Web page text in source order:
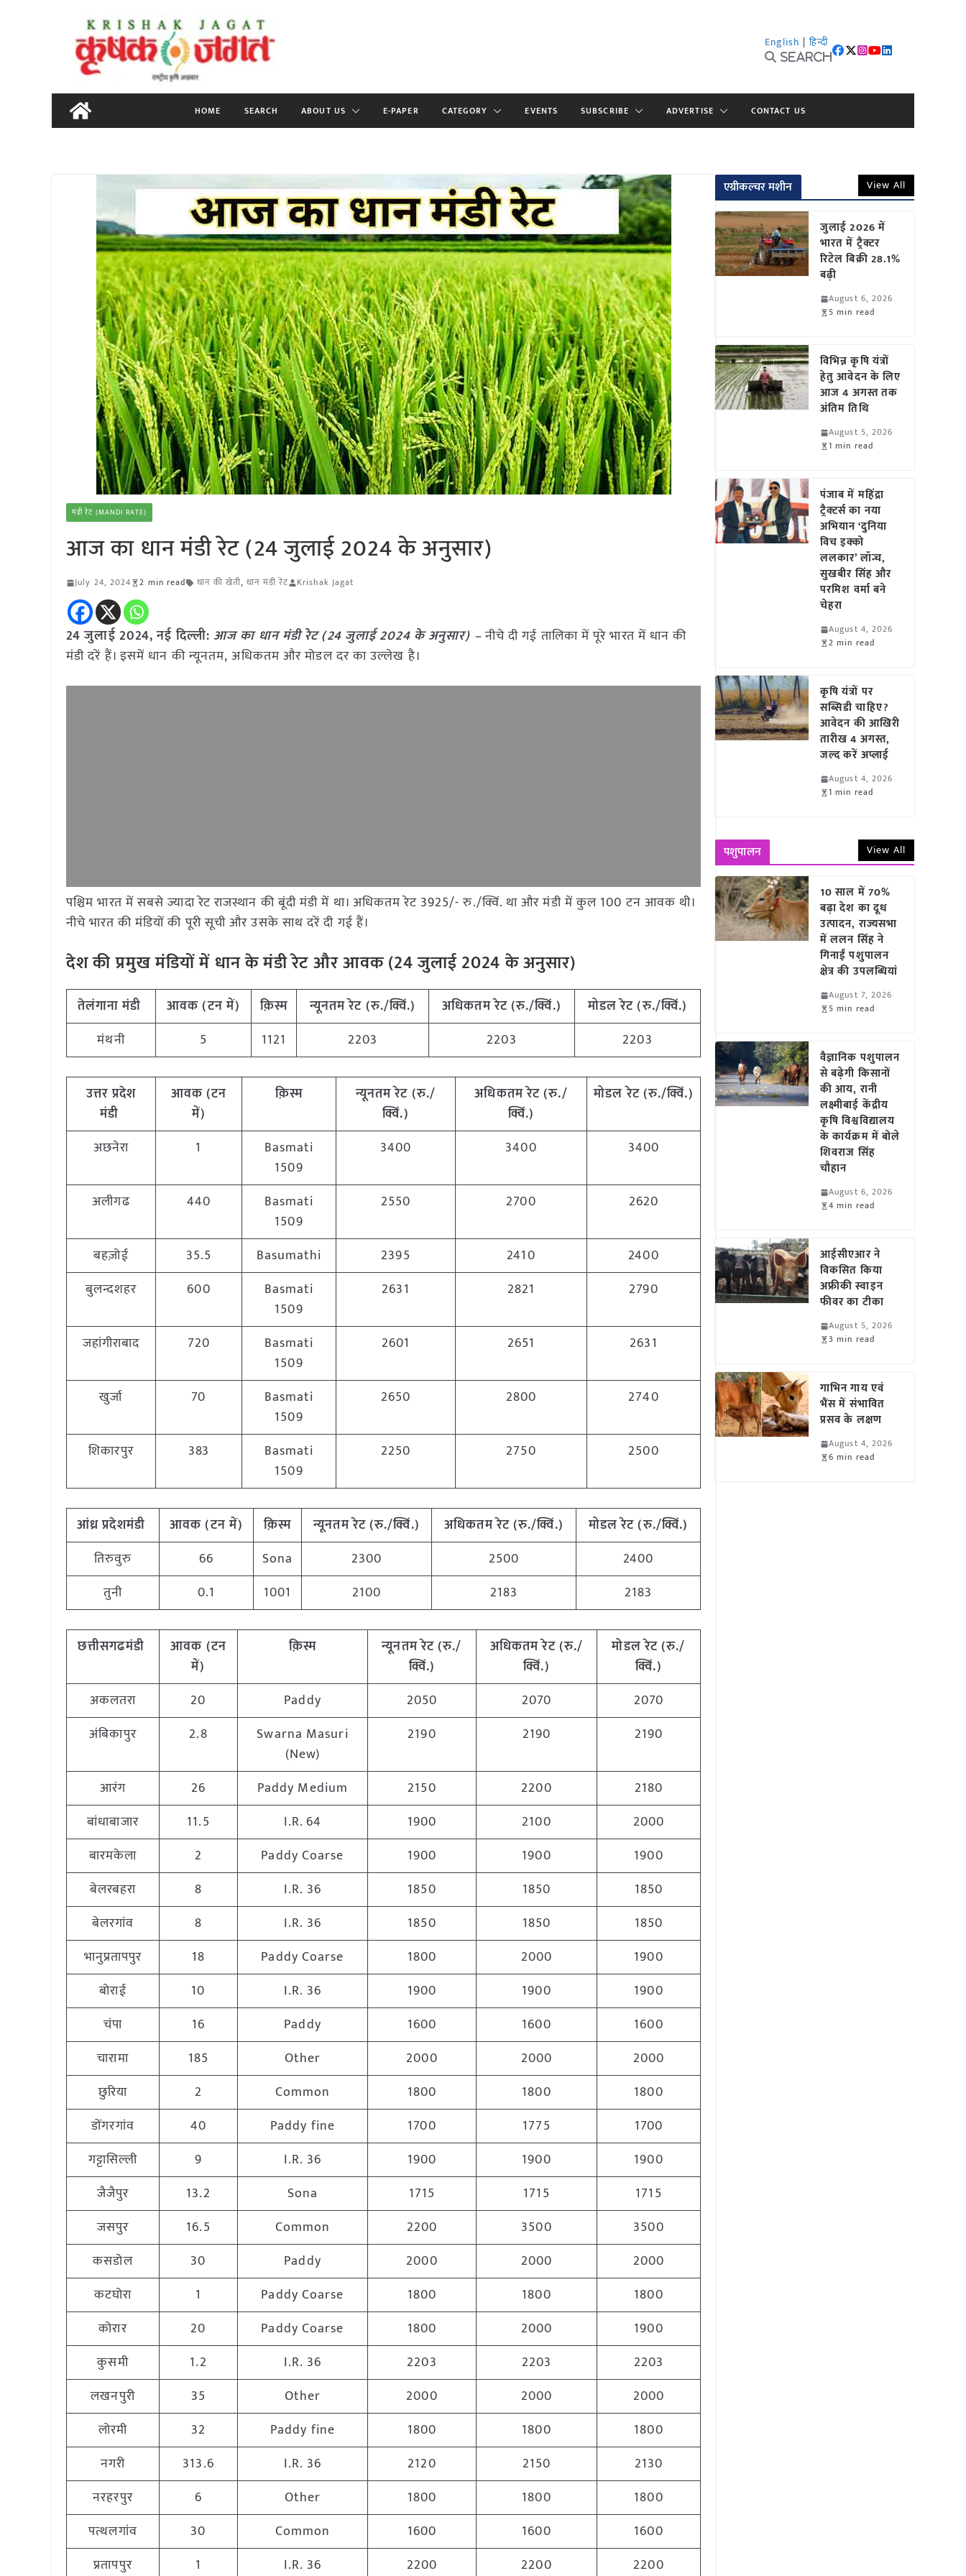
content
English | हिन्दी
Search
HOME SEARCH ABOUT US E-PAPER CATEGORY EVENTS SUBSCRIBE ADVERTISE CONTACT US
मंडी रेट (MANDI RATE)
आज का धान मंडी रेट (24 जुलाई 2024 के अनुसार)
July 24, 2024 2 min read धान की खेती,धान मंडी रेट Krishak Jagat
24 जुलाई 2024,नई दिल्ली: आज का धान मंडी रेट (24 जुलाई 2024 के अनुसार) –नीचे दी गई तालिका में पूरे भारत में धान की
मंडी दरें हैं। इसमें धान की न्यूनतम, अधिकतम और मोडल दर का उल्लेख है।
पश्चिम भारत में सबसे ज्यादा रेट राजस्थान की बूंदी मंडी में था। अधिकतम रेट 3925/- रु./क्विं. था और मंडी में कुल 100 टन आवक थी।
नीचे भारत की मंडियों की पूरी सूची और उसके साथ दरें दी गई हैं।
देश की प्रमुख मंडियों में धान के मंडी रेट और आवक (24जुलाई2024के अनुसार)
तेलंगाना मंडी आवक (टन में) क़िस्म न्यूनतम रेट (रु./क्विं.) अधिकतम रेट (रु./क्विं.) मोडल रेट(रु./क्विं.)
मंथनी
5 1121 2203 2203 2203
उत्तर प्रदेश
मंडी
आवक (टन
में)
क़िस्म
न्यूनतम रेट (रु./
क्विं.)
अधिकतम रेट (रु./
क्विं.)
मोडल रेट(रु./क्विं.)
अछनेरा 1
Basmati
1509
3400 3400 3400
अलीगढ 440
Basmati
1509
2550 2700 2620
बहज़ोई 35.5 Basumathi 2395 2410
2400
बुलन्दशहर
600
Basmati
1509
2631 2821 2790
जहांगीराबाद 720
Basmati
1509
2601 2651 2631
खुर्जा 70
Basmati
1509
2650 2800 2740
शिकारपुर 383
Basmati
1509
2250 2750 2500
आंध्र प्रदेशमंडी आवक (टन में) क़िस्म न्यूनतम रेट (रु./क्विं.) अधिकतम रेट (रु./क्विं.) मोडल रेट(रु./क्विं.)
तिरुवुरु
66 Sona 2300 2500
2400
तुनी
0.1 1001 2100 2183 2183
छत्तीसगढमंडी
आवक (टन
में)
क़िस्म
न्यूनतम रेट (रु./
क्विं.)
अधिकतम रेट (रु./
क्विं.)
मोडल रेट(रु./
क्विं.)
अकलतरा
20 Paddy 2050 2070
2070
अंबिकापुर
2.8
Swarna Masuri
(New)
2190 2190 2190
आरंग 26 Paddy Medium 2150 2200
2180
बांधाबाजार
11.5 I.R. 64 1900 2100
2000
बारमकेला
2 Paddy Coarse 1900 1900
1900
बेलरबहरा
8 I.R. 36 1850 1850
1850
बेलरगांव
8 I.R. 36 1850 1850
1850
भानुप्रतापपुर
18 Paddy Coarse 1800 2000
1900
बोराई
10 I.R. 36 1900 1900
1900
चंपा
16 Paddy 1600 1600
1600
चारामा
185 Other 2000 2000
2000
छुरिया
2 Common 1800 1800
1800
डोंगरगांव
40 Paddy fine 1700 1775
1700
गट्टासिल्ली
9 I.R. 36 1900 1900
1900
जैजैपुर
13.2 Sona 1715 1715
1715
जसपुर
16.5 Common 2200 3500
3500
कसडोल
30 Paddy 2000 2000
2000
कटघोरा
1 Paddy Coarse 1800 1800
1800
कोरार
20 Paddy Coarse 1800 2000
1900
कुसमी
1.2 I.R. 36 2203 2203
2203
लखनपुरी
35 Other 2000 2000
2000
लोरमी
32 Paddy fine 1800 1800
1800
नगरी
313.6 I.R. 36 2120 2150
2130
नरहरपुर
6 Other 1800 1800
1800
पत्थलगांव
30 Common 1600 1600
1600
प्रतापपुर
1 I.R. 36 2200 2200 2200
एग्रीकल्चर मशीन View All
जुलाई 2026 में
भारत में ट्रैक्टर
रिटेल बिक्री 28.1%
बढ़ी
August 6, 2026
5 min read
विभिन्न कृषि यंत्रों
हेतु आवेदन के लिए
आज 4 अगस्त तक
अंतिम तिथि
August 5, 2026
1 min read
पंजाब में महिंद्रा
ट्रैक्टर्स का नया
अभियान ‘दुनिया
विच इक्को
ललकार’ लॉन्च,
सुखबीर सिंह और
परमिश वर्मा बने
चेहरा
August 4, 2026
2 min read
कृषि यंत्रों पर
सब्सिडी चाहिए?
आवेदन की आखिरी
तारीख 4 अगस्त,
जल्द करें अप्लाई
August 4, 2026
1 min read
पशुपालन View All
10 साल में 70%
बढ़ा देश का दूध
उत्पादन, राज्यसभा
में ललन सिंह ने
गिनाईं पशुपालन
क्षेत्र की उपलब्धियां
August 7, 2026
5 min read
वैज्ञानिक पशुपालन
से बढ़ेगी किसानों
की आय, रानी
लक्ष्मीबाई केंद्रीय
कृषि विश्वविद्यालय
के कार्यक्रम में बोले
शिवराज सिंह
चौहान
August 6, 2026
4 min read
आईसीएआर ने
विकसित किया
अफ्रीकी स्वाइन
फीवर का टीका
August 5, 2026
3 min read
गाभिन गाय एवं
भैंस में संभावित
प्रसव के लक्षण
August 4, 2026
6 min read